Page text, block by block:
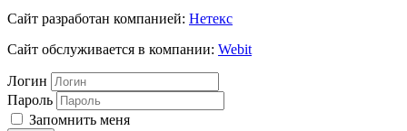
Сайт разработан компанией: Нетекс
Сайт обслуживается в компании: Webit
Логин
Пароль
Запомнить меня